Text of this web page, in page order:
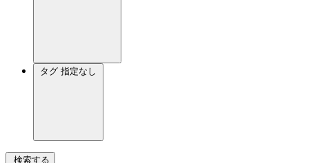
タグ 指定なし
検索する